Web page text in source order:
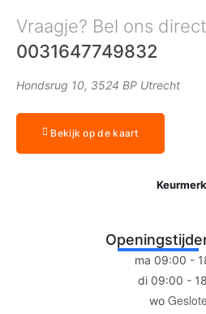
Vraagje? Bel ons
0031647749832
Hondsrug 10, 3524 BP Utrecht
Bekijk op de kaart
Keurmerk
ma 09:00 -
di 09:00 -
wo